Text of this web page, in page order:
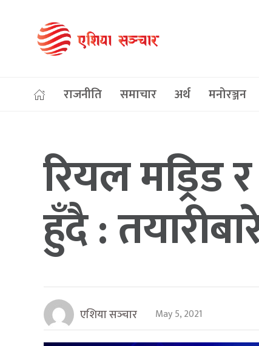
राजनीति समाचार अर्थ मनोरञ्जन
रियल मड्रिड
हुँदै :
एशिया सञ्‍चार May 5, 2021